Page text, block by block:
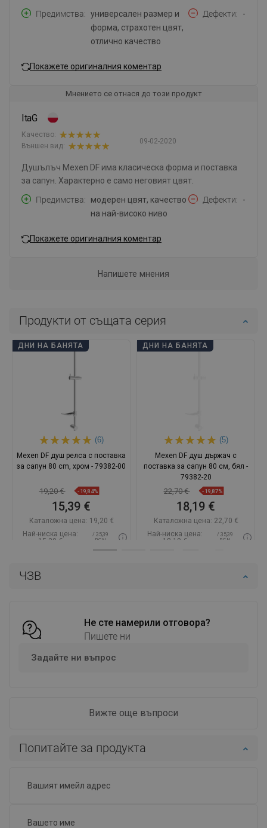
ЧЗВ
Не сте намерили отговора?
Пишете ни
Задайте ни въпрос
Вижте още въпроси
Предимства
универсален размер и
форма, страхотен цвят,
отлично качество
Дефекти -
Покажете оригиналния коментар
Мнението се отнася до този продукт
ItaG
09-02-2020
Качество:
Външен вид:
Душълъч Mexen DF има класическа форма и поставка
за сапун. Характерно е само неговият цвят.
Предимства
модерен цвят, качество
на най-високо ниво
Дефекти -
Покажете оригиналния коментар
Напишете мнения
Попитайте за продукта
Продукти от същата серия
ДНИ НА БАНЯТА
(6)
Mexen DF душ релса с поставка
за сапун 80 cm, хром - 79382-00
19,20 € -19,84%
15,39 €
Каталожна цена: 19,20 €
Най-ниска цена:
15,39 €
/ 35,39
BGN
Добави в количката
ДНИ НА БАНЯТА
(5)
Mexen DF душ държач с
поставка за сапун 80 см, бял -
79382-20
22,70 € -19,87%
18,19 €
Каталожна цена: 22,70 €
Най-ниска цена:
18,19 €
/ 35,39
BGN
Добави в количката